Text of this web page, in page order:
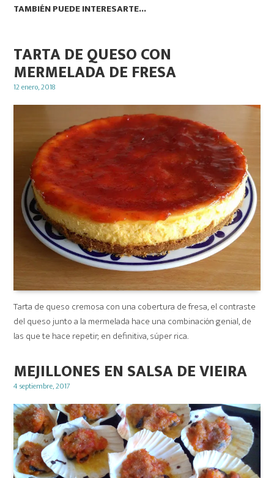
TAMBIÉN PUEDE INTERESARTE...
TARTA DE QUESO CON
MERMELADA DE FRESA
Posted
12 enero, 2018
Tarta de queso cremosa con una cobertura de fresa, el contraste
del queso junto a la mermelada hace una combinación genial, de
las que te hace repetir; en definitiva, súper rica.
MEJILLONES EN SALSA DE VIEIRA
Posted
4 septiembre, 2017